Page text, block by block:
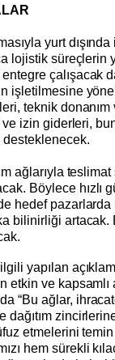
yurt
lojistik süreçlerin
çalışacak
işletilmesine
teknik
ve izin giderleri,
desteklenecek.
ağlarıyla
Böylece hızlı
hedef pazarlarda
bilinirliği artacak.
yapılan
etkin ve kapsamlı
“Bu ağlar,
dağıtım
etmelerini
hem sürekli